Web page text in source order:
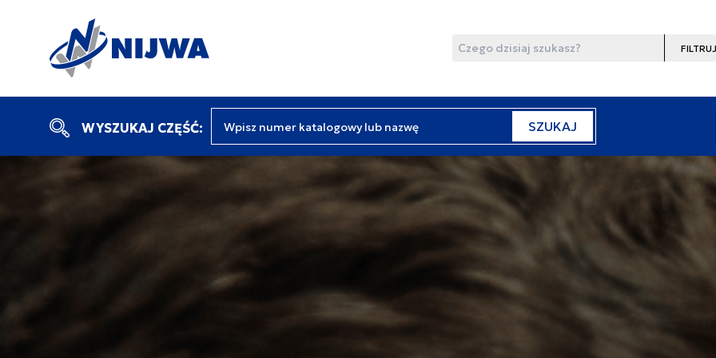
Wyszukaj
Filtruj
WYSZUKAJ CZĘŚĆ: SZUKAJ